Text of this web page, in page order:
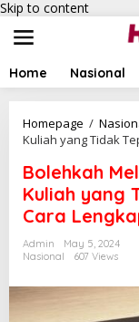
Skip to content
Home Nasional
Homepage /
Kuliah yang Tidak
Bolehkah
Kuliah yang
Cara
Admin
May 5, 2024
Nasional
607 Views